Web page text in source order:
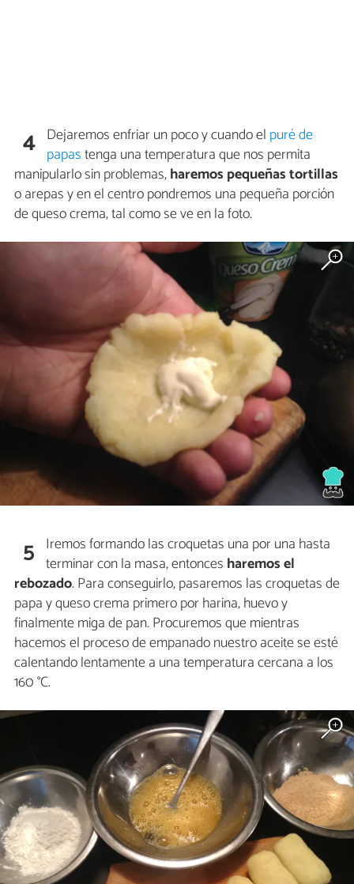
4 Dejaremos enfriar un poco y cuando el puré de
papastenga una temperatura que nos permita
manipularlo sin problemas,haremos pequeñas tortillas
o arepas y en el centro pondremos una pequeña porción
de queso crema, tal como se ve en la foto.
5 Iremos formando las croquetas una por una hasta
terminar con la masa, entonces haremos el
rebozado. Para conseguirlo, pasaremos las croquetas de
papa y queso crema primero por harina, huevo y
finalmente miga de pan. Procuremos que mientras
hacemos el proceso de empanado nuestro aceite se esté
calentando lentamente a una temperatura cercana a los
160 °C.